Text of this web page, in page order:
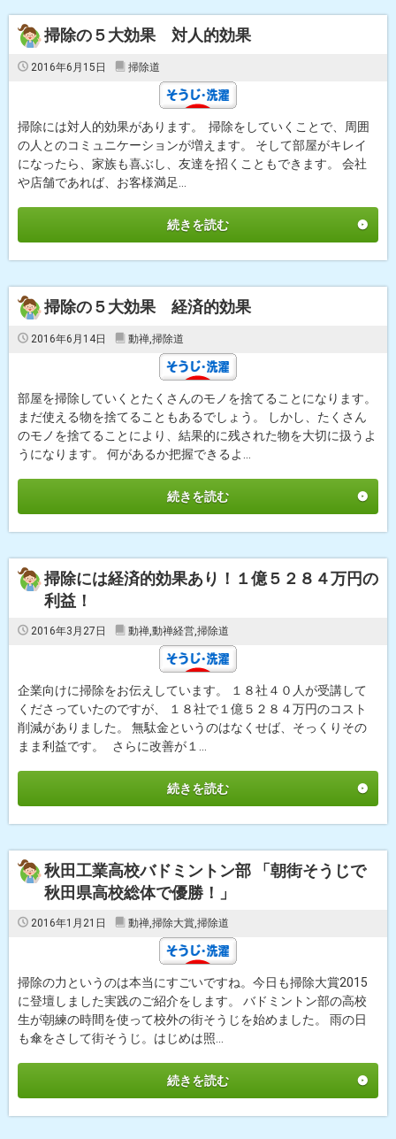
掃除の５大効果 対人的効果
2016年6月15日 掃除道
掃除には対人的効果があります。 掃除をしていくことで、周囲
の人とのコミュニケーションが増えます。 そして部屋がキレイ
になったら、家族も喜ぶし、友達を招くこともできます。 会社
や店舗であれば、お客様満足...
続きを読む
掃除の５大効果 経済的効果
2016年6月14日 動禅,掃除道
部屋を掃除していくとたくさんのモノを捨てることになります。
まだ使える物を捨てることもあるでしょう。 しかし、たくさん
のモノを捨てることにより、結果的に残された物を大切に扱うよ
うになります。 何があるか把握できるよ...
続きを読む
掃除には経済的効果あり！１億５２８４万円の
利益！
2016年3月27日 動禅,動禅経営,掃除道
企業向けに掃除をお伝えしています。 １８社４０人が受講して
くださっていたのですが、 １８社で１億５２８４万円のコスト
削減がありました。 無駄金というのはなくせば、そっくりその
まま利益です。 さらに改善が１...
続きを読む
秋田工業高校バドミントン部 「朝街そうじで
秋田県高校総体で優勝！」
2016年1月21日 動禅,掃除大賞,掃除道
掃除の力というのは本当にすごいですね。今日も掃除大賞2015
に登壇しました実践のご紹介をします。 バドミントン部の高校
生が朝練の時間を使って校外の街そうじを始めました。 雨の日
も傘をさして街そうじ。はじめは照...
続きを読む